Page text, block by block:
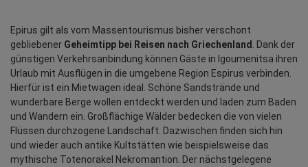
Epirus gilt als vom Massentourismus bisher verschont
gebliebener Geheimtipp bei Reisen nach Griechenland
. Dank der
günstigen Verkehrsanbindung können Gäste in Igoumenitsa ihren
Urlaub mit Ausflügen in die umgebene Region Espirus verbinden.
Hierfür ist ein Mietwagen ideal. Schöne Sandstrände und
wunderbare Berge wollen entdeckt werden und laden zum Baden
und Wandern ein. Großflächige Wälder bedecken die von vielen
Flüssen durchzogene Landschaft. Dazwischen finden sich hin
und wieder auch antike Kultstätten wie beispielsweise das
mythische Totenorakel Nekromantion. Der nächstgelegene